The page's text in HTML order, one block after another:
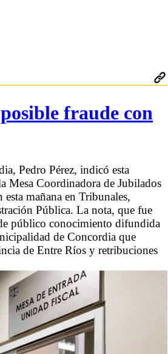
fraude con
Pedro Pérez, indicó esta
Mesa Coordinadora de Jubilados
mañana en Tribunales,
Pública. La nota, que fue
público conocimiento difundida
de Concordia que
de Entre Ríos y retribuciones